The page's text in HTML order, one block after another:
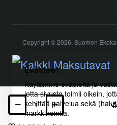
Evästeet
Käytämme evästeitä ja
jotta sivusto toimii oikein,
kehittää palvelua sekä
markkinointia.
Copyright © 2026, Suomen